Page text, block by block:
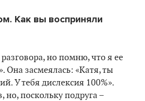
Как вы восприняли
но помню, что я ее
Она засмеялась: «Катя, ты
У тебя дислексия 100%».
но, поскольку подруга –